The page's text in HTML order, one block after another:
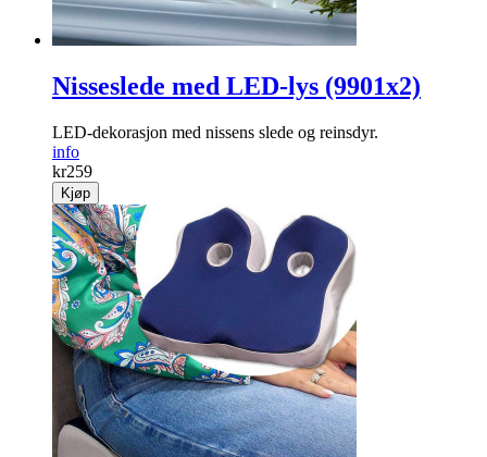
Nisseslede med LED-lys (9901x2)
LED-dekorasjon med nissens slede og reinsdyr.
info
kr259
Kjøp